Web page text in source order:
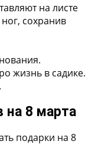
на листе
сохранив
жизнь в садике.
на 8 марта
подарки на 8